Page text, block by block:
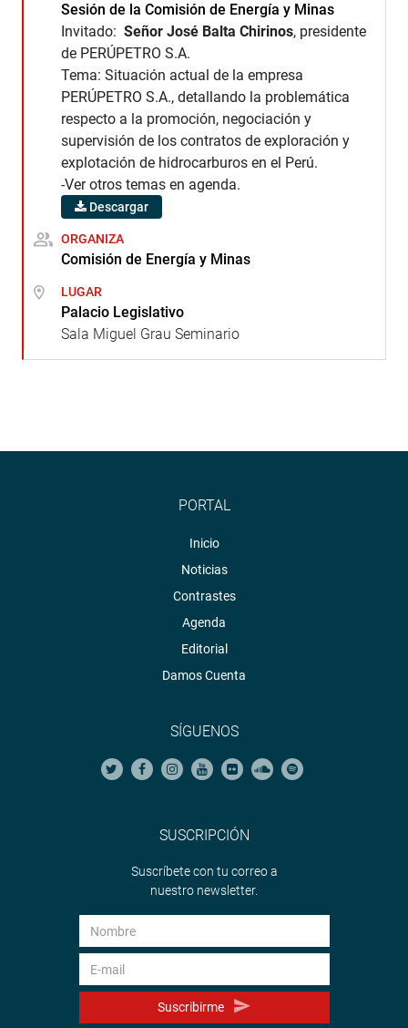
Sesión de la Comisión de Energía y Minas
Invitado: Señor José Balta Chirinos, presidente
de PERÚPETRO S.A.
Tema: Situación actual de la empresa
PERÚPETRO S.A., detallando la problemática
respecto a la promoción, negociación y
supervisión de los contratos de exploración y
explotación de hidrocarburos en el Perú.
-Ver otros temas en agenda.
Descargar
ORGANIZA
Comisión de Energía y Minas
LUGAR
Palacio Legislativo
Sala Miguel Grau Seminario
PORTAL
Inicio
Noticias
Contrastes
Agenda
Editorial
Damos Cuenta
SÍGUENOS
SUSCRIPCIÓN
Suscríbete con tu correo a
nuestro newsletter.
Suscribirme